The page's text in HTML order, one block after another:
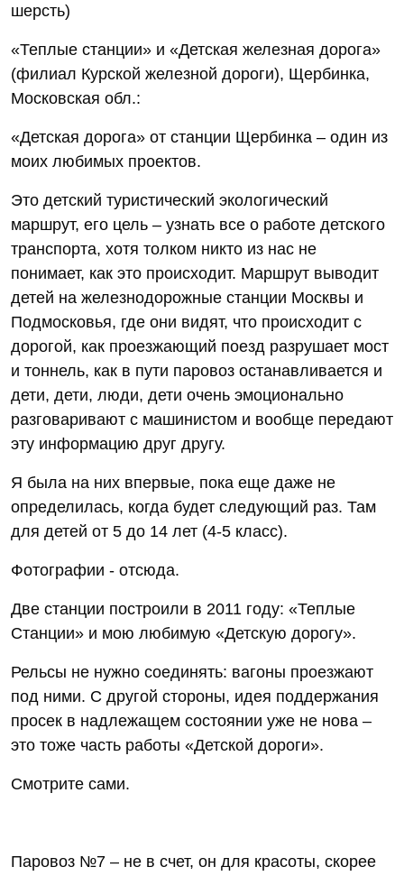
шерсть)
«Теплые станции» и «Детская железная дорога»
(филиал Курской железной дороги), Щербинка,
Московская обл.:
«Детская дорога» от станции Щербинка – один из
моих любимых проектов.
Это детский туристический экологический
маршрут, его цель – узнать все о работе детского
транспорта, хотя толком никто из нас не
понимает, как это происходит. Маршрут выводит
детей на железнодорожные станции Москвы и
Подмосковья, где они видят, что происходит с
дорогой, как проезжающий поезд разрушает мост
и тоннель, как в пути паровоз останавливается и
дети, дети, люди, дети очень эмоционально
разговаривают с машинистом и вообще передают
эту информацию друг другу.
Я была на них впервые, пока еще даже не
определилась, когда будет следующий раз. Там
для детей от 5 до 14 лет (4-5 класс).
Фотографии - отсюда.
Две станции построили в 2011 году: «Теплые
Станции» и мою любимую «Детскую дорогу».
Рельсы не нужно соединять: вагоны проезжают
под ними. С другой стороны, идея поддержания
просек в надлежащем состоянии уже не нова –
это тоже часть работы «Детской дороги».
Смотрите сами.
Паровоз №7 – не в счет, он для красоты, скорее